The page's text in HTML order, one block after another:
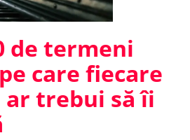
de termeni
care fiecare
ar trebui să îi